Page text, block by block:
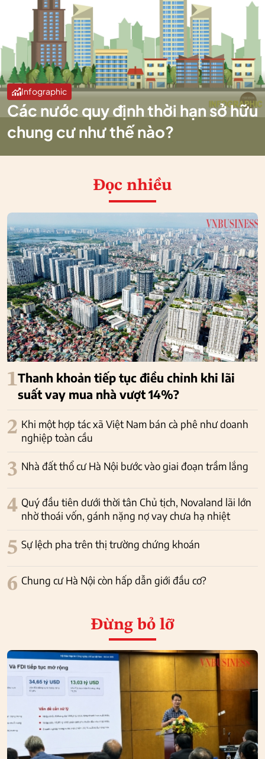
Infographic
Các nước quy định thời hạn sở hữu
chung cư như thế nào?
Đọc nhiều
1Thanh khoản tiếp tục điều chỉnh khi lãi
suất vay mua nhà vượt 14%?
2 Khi một hợp tác xã Việt Nam bán cà phê như doanh
nghiệp toàn cầu
3 Nhà đất thổ cư Hà Nội bước vào giai đoạn trầm lắng
4 Quý đầu tiên dưới thời tân Chủ tịch, Novaland lãi lớn
nhờ thoái vốn, gánh nặng nợ vay chưa hạ nhiệt
5 Sự lệch pha trên thị trường chứng khoán
6 Chung cư Hà Nội còn hấp dẫn giới đầu cơ?
Đừng bỏ lỡ